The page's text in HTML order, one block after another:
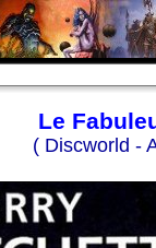
Le
( Discworld -